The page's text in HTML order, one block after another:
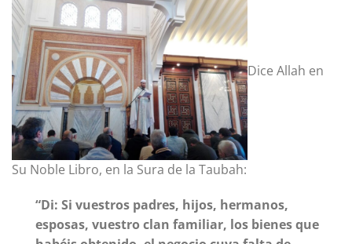
Dice Allah en
Su Noble Libro, en la Sura de la Taubah:
“Di: Si vuestros padres, hijos, hermanos,
esposas, vuestro clan familiar, los bienes que